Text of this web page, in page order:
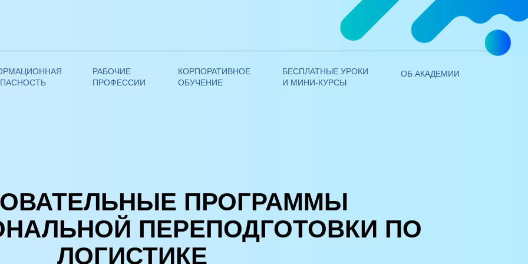
ЭИОС ЛИЧНЫЙ КАБИНЕТ
+7 (800) 250 - 14 - 28
+7 (495) 970 - 21 - 00
РАБОЧИЕ
ПРОФЕССИИ
КОРПОРАТИВНОЕ
ОБУЧЕНИЕ
БЕСПЛАТНЫЕ УРОКИ
И МИНИ-КУРСЫ
ОБ АКАДЕМИИ
ПРОГРАММЫ
ПЕРЕПОДГОТОВКИ ПО
ЛОГИСТИКЕ